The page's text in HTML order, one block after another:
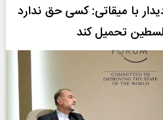
دیدار با میقاتی: کسی حق ندارد
تحمیل کند